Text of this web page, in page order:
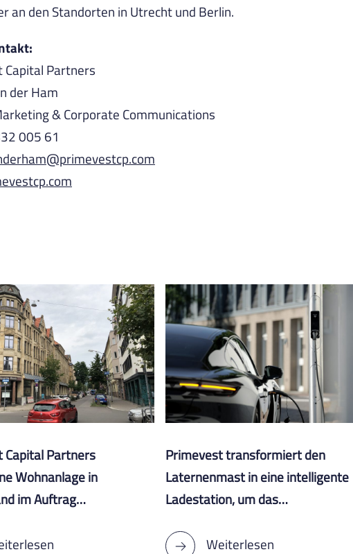
an den Standorten in Utrecht und Berlin.
Capital Partners
der Ham
& Corporate Communications
005 61
Capital Partners
Wohnanlage in
im Auftrag…
Primevest transformiert den
Laternenmast in eine intelligente
Ladestation, um das…
Weiterlesen